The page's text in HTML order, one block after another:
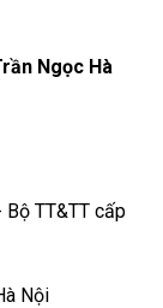
Ngọc Hà
Bộ TT&TT cấp
Nội